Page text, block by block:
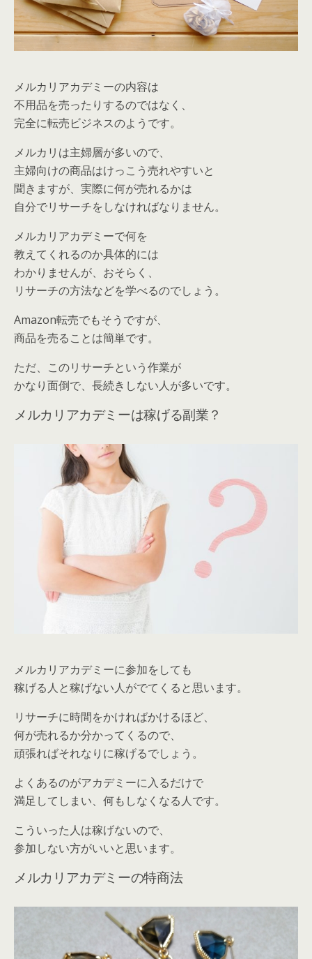
メルカリアカデミーの内容は
不用品を売ったりするのではなく、
完全に転売ビジネスのようです。
メルカリは主婦層が多いので、
主婦向けの商品はけっこう売れやすいと
聞きますが、実際に何が売れるかは
自分でリサーチをしなければなりません。
メルカリアカデミーで何を
教えてくれるのか具体的には
わかりませんが、おそらく、
リサーチの方法などを学べるのでしょう。
Amazon転売でもそうですが、
商品を売ることは簡単です。
ただ、このリサーチという作業が
かなり面倒で、長続きしない人が多いです。
メルカリアカデミーは稼げる副業？
メルカリアカデミーに参加をしても
稼げる人と稼げない人がでてくると思います。
リサーチに時間をかければかけるほど、
何が売れるか分かってくるので、
頑張ればそれなりに稼げるでしょう。
よくあるのがアカデミーに入るだけで
満足してしまい、何もしなくなる人です。
こういった人は稼げないので、
参加しない方がいいと思います。
メルカリアカデミーの特商法